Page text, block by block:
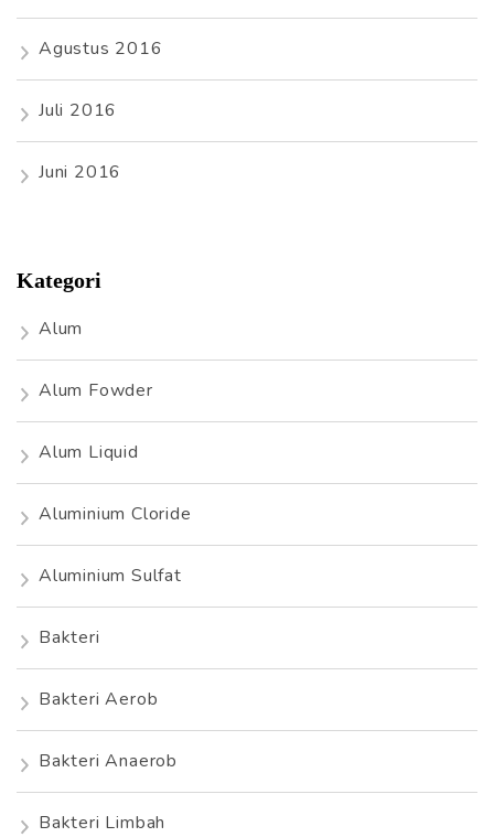
Agustus 2016
Juli 2016
Juni 2016
Kategori
Alum
Alum Fowder
Alum Liquid
Aluminium Cloride
Aluminium Sulfat
Bakteri
Bakteri Aerob
Bakteri Anaerob
Bakteri Limbah